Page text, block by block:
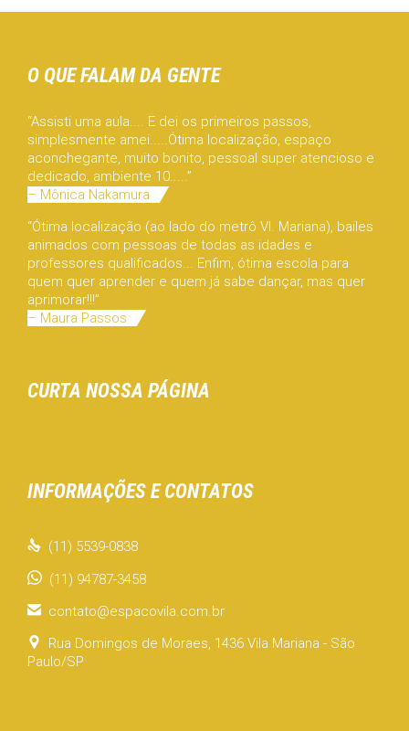
O QUE FALAM DA GENTE
“Assisti uma aula.... E dei os primeiros passos,
simplesmente amei.....Ótima localização, espaço
aconchegante, muito bonito, pessoal super atencioso e
dedicado, ambiente 10.....”
– Mônica Nakamura
“Ótima localização (ao lado do metrô Vl. Mariana), bailes
animados com pessoas de todas as idades e
professores qualificados... Enfim, ótima escola para
quem quer aprender e quem já sabe dançar, mas quer
aprimorar!!!”
– Maura Passos
CURTA NOSSA PÁGINA
INFORMAÇÕES E CONTATOS
 (11) 5539-0838
(11) 94787-3458
 contato@espacovila.com.br

Rua Domingos de Moraes, 1436 Vila Mariana - São
Paulo/SP